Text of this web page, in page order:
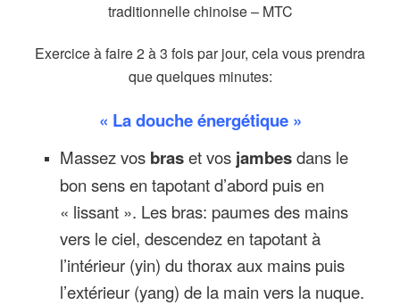
traditionnelle chinoise – MTC
Exercice à faire 2 à 3 fois par jour, cela vous prendra
que quelques minutes:
« La douche énergétique »
Massez vos braset vos jambesdans le
bon sens en tapotant d’abord puis en
« lissant ». Les bras: paumes des mains
vers le ciel, descendez en tapotant à
l’intérieur (yin) du thorax aux mains puis
l’extérieur (yang) de la main vers la nuque.